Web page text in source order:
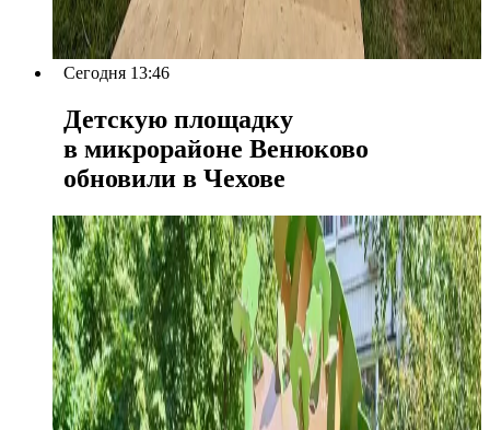
Сегодня 13:46
Детскую площадку
в микрорайоне Венюково
обновили в Чехове